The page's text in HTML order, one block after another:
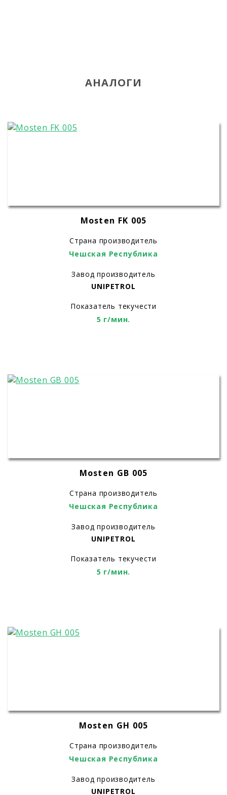
АНАЛОГИ
Mosten FK 005
Страна производитель
Чешская Республика
Завод производитель
UNIPETROL
Показатель текучести
5 г/мин.
Mosten GB 005
Страна производитель
Чешская Республика
Завод производитель
UNIPETROL
Показатель текучести
5 г/мин.
Mosten GH 005
Страна производитель
Чешская Республика
Завод производитель
UNIPETROL